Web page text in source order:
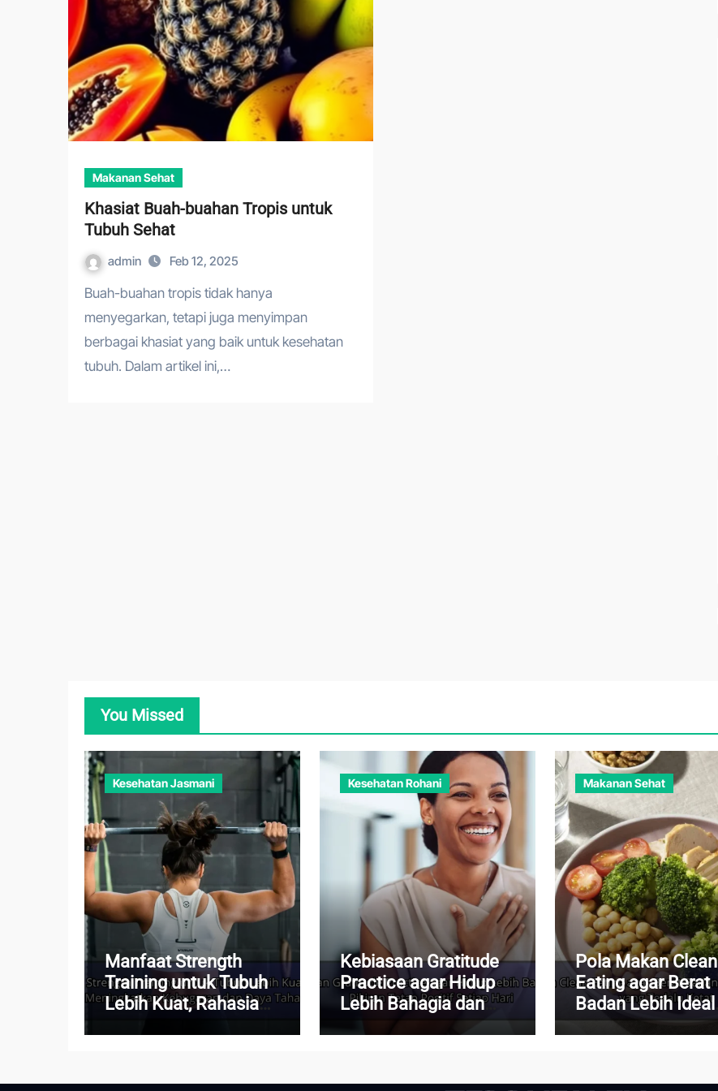
Makanan Sehat
Khasiat Buah-buahan Tropis untuk
Tubuh Sehat
admin Feb 12, 2025
Buah-buahan tropis tidak hanya
menyegarkan, tetapi juga menyimpan
berbagai khasiat yang baik untuk kesehatan
tubuh. Dalam artikel ini,…
You Missed
Kesehatan Jasmani
Manfaat Strength
Training untuk Tubuh
Lebih Kuat, Rahasia
Kesehatan Rohani
Kebiasaan Gratitude
Practice agar Hidup
Lebih Bahagia dan
Pikiran Tetap Positif
Makanan Sehat
Pola Makan Clean
Eating agar Berat
Badan Lebih Ideal
Tanpa Diet yang